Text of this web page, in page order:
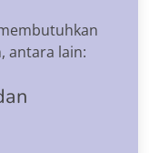
antara lain: